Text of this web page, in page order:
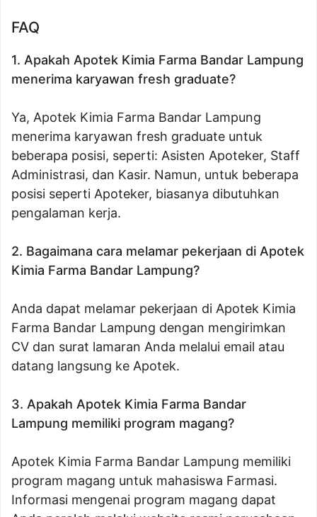
FAQ
1. Apakah Apotek Kimia Farma Bandar Lampung
menerima karyawan fresh graduate?
Ya, Apotek Kimia Farma Bandar Lampung
menerima karyawan fresh graduate untuk
beberapa posisi, seperti: Asisten Apoteker, Staff
Administrasi, dan Kasir. Namun, untuk beberapa
posisi seperti Apoteker, biasanya dibutuhkan
pengalaman kerja.
2. Bagaimana cara melamar pekerjaan di Apotek
Kimia Farma Bandar Lampung?
Anda dapat melamar pekerjaan di Apotek Kimia
Farma Bandar Lampung dengan mengirimkan
CV dan surat lamaran Anda melalui email atau
datang langsung ke Apotek.
3. Apakah Apotek Kimia Farma Bandar
Lampung memiliki program magang?
Apotek Kimia Farma Bandar Lampung memiliki
program magang untuk mahasiswa Farmasi.
Informasi mengenai program magang dapat